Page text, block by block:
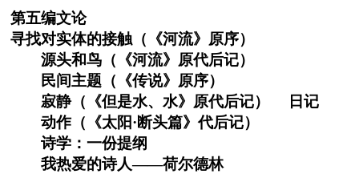
第五编文论
寻找对实体的接触（《河流》原序）
源头和鸟（《河流》原代后记）
民间主题（《传说》原序）
寂静（《但是水、水》原代后记） 日记
动作（《太阳·断头篇》代后记）
诗学：一份提纲
我热爱的诗人——荷尔德林